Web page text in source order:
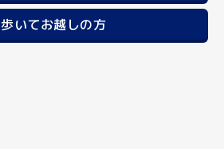
歩いてお越しの方